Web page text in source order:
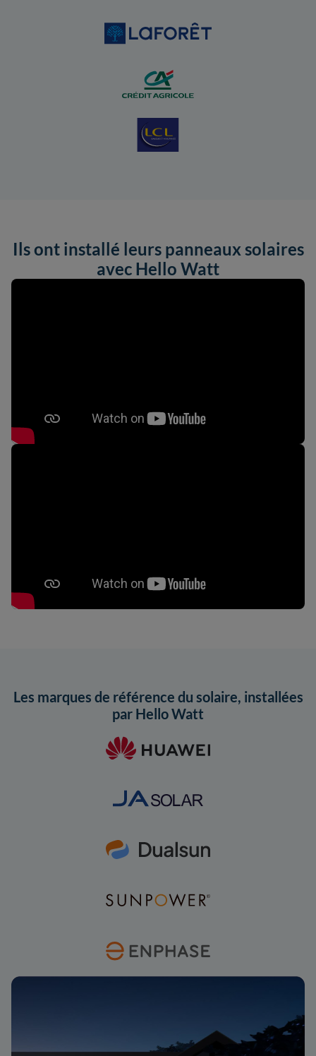
Ils ont installé leurs panneaux solaires
avec Hello Watt
Les marques de référence du solaire, installées
par Hello Watt